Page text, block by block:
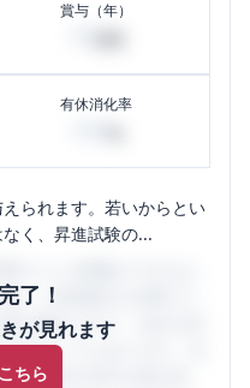
賞与（年）
有休消化率
られます。若いからとい
く、昇進試験の...
了！
が見れます
ちら
は、女性限定の企業口コ
の働きやすさ・会社の評
がたくさんあります。先
、本当の会社の姿を知